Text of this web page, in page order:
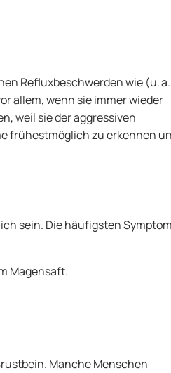
Refluxbeschwerden wie (u. a.
allem, wenn sie immer wieder
weil sie der aggressiven
frühestmöglich zu erkennen
sein. Die häufigsten
Magensaft.
Manche Menschen